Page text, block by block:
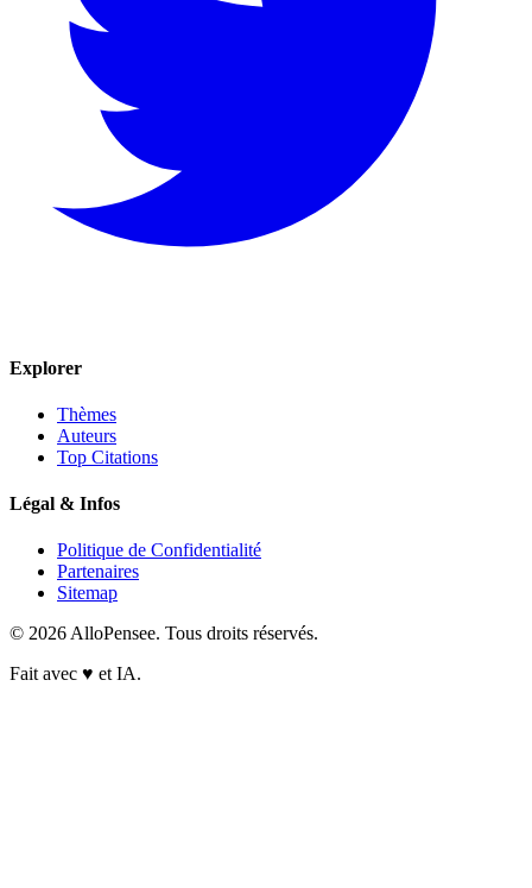
Explorer
Thèmes
Auteurs
Top Citations
Légal & Infos
Politique de Confidentialité
Partenaires
Sitemap
© 2026 AlloPensee. Tous droits réservés.
Fait avec ♥ et IA.